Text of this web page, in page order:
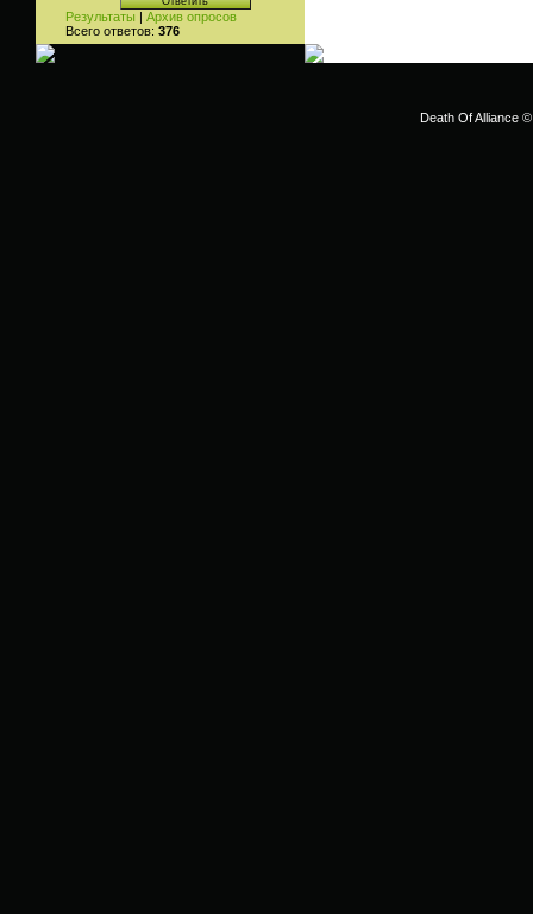
Результаты | Архив опросов
Всего ответов: 376
Death Of Alliance